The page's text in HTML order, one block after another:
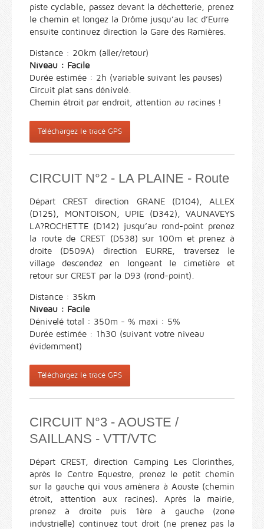
piste cyclable, passez devant la déchetterie, prenez
le chemin et longez la Drôme jusqu’au lac d’Eurre
ensuite continuez direction la Gare des Ramières.
Distance : 20km (aller/retour)
Niveau : Facile
Durée estimée : 2h (variable suivant les pauses)
Circuit plat sans dénivelé.
Chemin étroit par endroit, attention au racines !
Téléchargez le tracé GPS
CIRCUIT N°2 - LA PLAINE - Route
Départ CREST direction GRANE (D104), ALLEX
(D125), MONTOISON, UPIE (D342), VAUNAVEYS
LA?ROCHETTE (D142) jusqu’au rond-point prenez
la route de CREST (D538) sur 100m et prenez à
droite (D509A) direction EURRE, traversez le
village descendez en longeant le cimetière et
retour sur CREST par la D93 (rond-point).
Distance : 35km
Niveau : Facile
Dénivelé total : 350m - % maxi : 5%
Durée estimée : 1h30 (suivant votre niveau
évidemment)
Téléchargez le tracé GPS
CIRCUIT N°3 - AOUSTE /
SAILLANS - VTT/VTC
Départ CREST, direction Camping Les Clorinthes,
après le Centre Equestre, prenez le petit chemin
sur la gauche qui vous amènera à Aouste (chemin
étroit, attention aux racines). Après la mairie,
prenez à droite puis 1ère à gauche (zone
industrielle) continuez tout droit (ne prenez pas la